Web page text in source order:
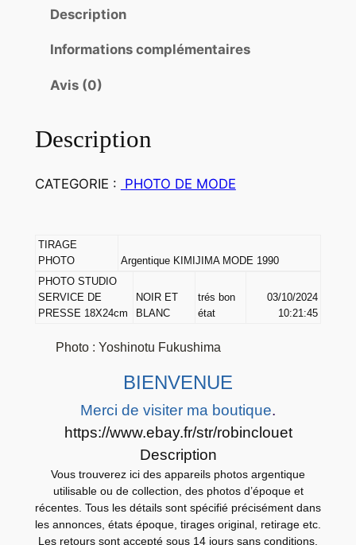
H
T
r
g
e
n
J
I
Description
Informations complémentaires
Avis (0)
Description
CATEGORIE : PHOTO DE MODE
TIRAGE
PHOTO
Argentique KIMIJIMA MODE 1990
PHOTO STUDIO
SERVICE DE
PRESSE 18X24cm
NOIR ET
BLANC
trés bon
état
03/10/2024
10:21:45
Photo : Yoshinotu Fukushima
BIENVENUE
Merci de visiter ma boutique.
https://www.ebay.fr/str/robinclouet
Description
Vous trouverez ici des appareils photos argentique
utilisable ou de collection, des photos d’époque et
récentes. Tous les détails sont spécifié précisément dans
les annonces, états époque, tirages original, retirage etc.
Les retours sont accepté sous 14 jours sans conditions.